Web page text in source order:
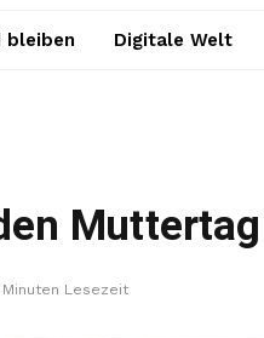
bleiben Digitale Welt
Muttertag
Minuten Lesezeit